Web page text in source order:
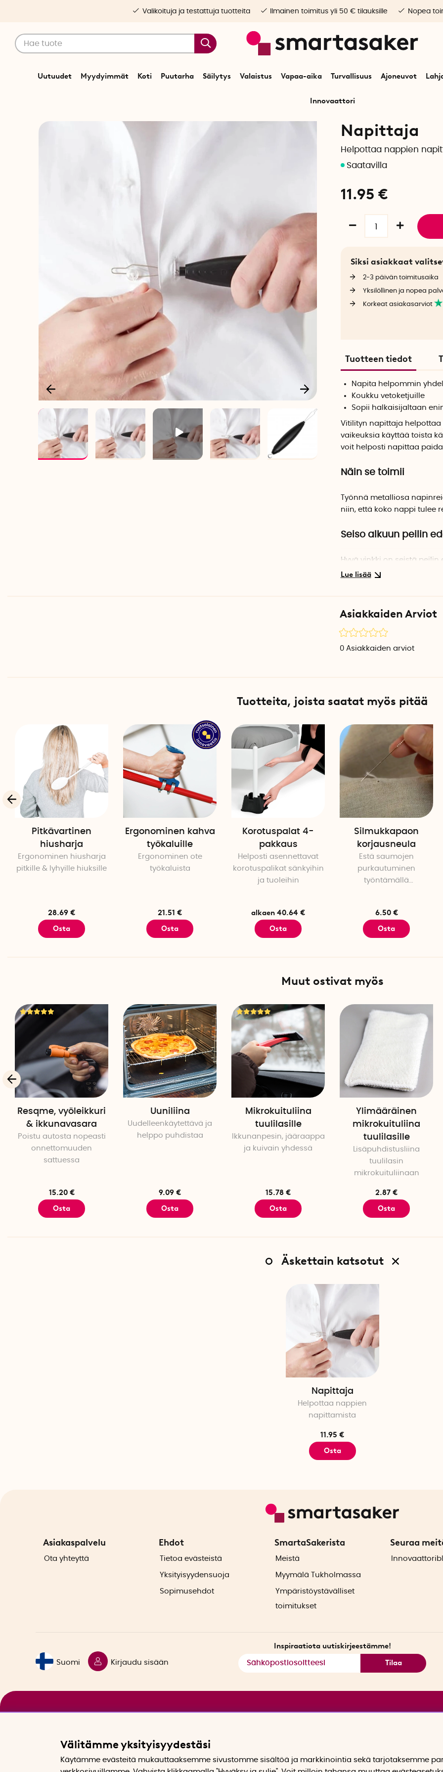
Uutuudet Myydyimmät Koti Puutarha Säilytys Valaistus Vapaa-aika Turvallisuus Ajoneuvot
Innovaattori
Valikoituja ja testattuja tuotteita Ilmainen toimitus yli 50 € tilauksille Nopea
Turvatuotteet Pientarvikkeet
Napittaja
Helpottaa nappien
11.95 €
Siksi asiakkaat
2-3 päivän toimitusaika
Yksilöllinen ja nopea
Korkeat asiakasarviot
Tuotteen tiedot
Napita helpommin
Koukku vetoketjuille
Sopii halkaisijaltaan
Vitilityn napittaja
vaikeuksia käyttää toista
voit helposti napittaa
Näin se toimii
Työnnä metalliosa
niin, että koko nappi tulee
Seiso alkuun peilin
Hyvä vinkki on seistä
näet helpommin mitä olet
enimmäiskoko on noin 1
napeille, mutta silloin
Takaosassa olevaa
sulkemiseen. Työnnä
Tekniset tiedot
Kokonaispituus: 20,5 cm
Leveys: 2,7 cm
Korkeus: 2,2 cm
Paino: 40 grammaa
Huom! Videolla näkyy
napittamisen periaate on
Asiakkaiden Arviot
0 Asiakkaiden arviot
Tuotteita, joista saatat myös pitää
Pitkävartinen
hiusharja
Ergonominen hiusharja
pitkille & lyhyille hiuksille
28.69 €
Osta
Ergonominen kahva
työkaluille
Ergonominen ote
työkaluista
21.51 €
Osta
Korotuspalat 4-
pakkaus
Helposti asennettavat
korotuspalikat sänkyihin
ja tuoleihin
alkaen 40.64 €
Osta
Silmukkapaon
korjausneula
Estä saumojen
purkautuminen
työntämällä
6.50 €
Osta
Muut ostivat myös
Resqme, vyöleikkuri
& ikkunavasara
Poistu autosta nopeasti
onnettomuuden
sattuessa
15.20 €
Osta
Uuniliina
Uudelleenkäytettävä ja
helppo puhdistaa
9.09 €
Osta
Mikrokuituliina
tuulilasille
Ikkunanpesin, jääraappa
ja kuivain yhdessä
15.78 €
Osta
Ylimääräinen
mikrokuituliina
tuulilasille
Lisäpuhdistusliina
tuulilasin
mikrokuituliinaan
2.87 €
Osta
Äskettain katsotut
Napittaja
Helpottaa nappien
napittamista
11.95 €
Osta
Asiakaspalvelu
Ota yhteyttä
Ehdot
Tietoa evästeistä
Yksityisyydensuoja
Sopimusehdot
SmartaSakerista
Meistä
Myymälä Tukholmassa
Ympäristöystävälliset
toimitukset
Seuraa
Suomi Kirjaudu sisään
Inspiraatiota uutiskirjeestämme!
Tilaa
Välitämme yksityisyydestäsi
Käytämme evästeitä mukauttaaksemme sivustomme sisältöä ja markkinointia sekä tarjotaksemme